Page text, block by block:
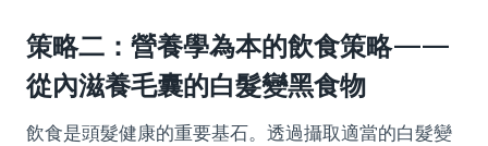
策略二：營養學為本的飲食策略——
從內滋養毛囊的白髮變黑食物
飲食是頭髮健康的重要基石。透過攝取適當的白髮變